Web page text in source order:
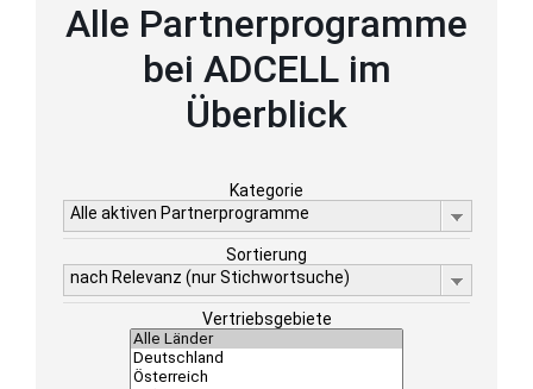
Alle Partnerprogramme
bei ADCELL im
Überblick
Kategorie
Alle aktiven Partnerprogramme
Sortierung
nach Relevanz (nur Stichwortsuche)
Vertriebsgebiete